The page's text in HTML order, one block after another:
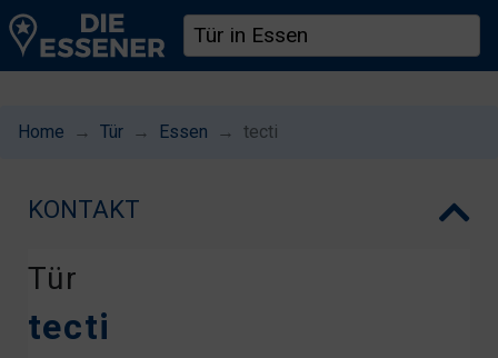
Home Tür Essen tecti
KONTAKT
Tür
tecti